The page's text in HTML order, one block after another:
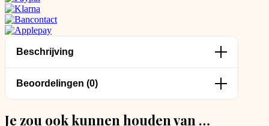
Beschrijving
Beoordelingen (0)
Je zou ook kunnen houden van …